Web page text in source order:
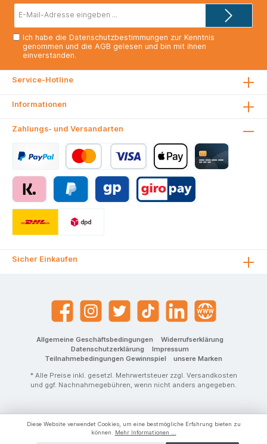
Mail-
Ich habe die Datenschutzbestimmungen zur Kenntnis
genommen und die AGB gelesen und bin mit ihnen
einverstanden.
Service-Hotline
Informationen
Zahlungs- und Versandarten
Sicher Einkaufen
Allgemeine Geschäftsbedingungen
Widerrufserklärung
Datenschutzerklärung
Impressum
Teilnahmebedingungen Gewinnspiel
unsere Marken
* Alle Preise inkl. gesetzl. Mehrwertsteuer zzgl. Versandkosten
und ggf. Nachnahmegebühren, wenn nicht anders angegeben.
Diese Website verwendet Cookies, um eine bestmögliche Erfahrung bieten zu
können.
Mehr Informationen ...